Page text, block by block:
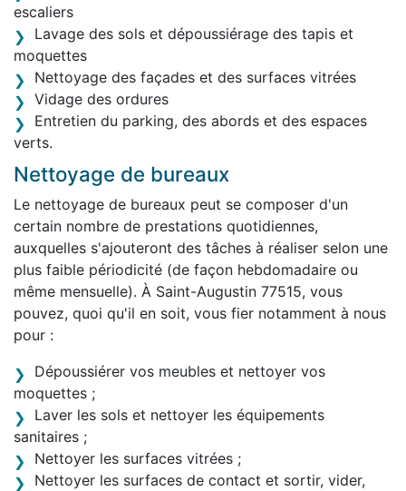
escaliers
Lavage des sols et dépoussiérage des tapis et
moquettes
Nettoyage des façades et des surfaces vitrées
Vidage des ordures
Entretien du parking, des abords et des espaces
verts.
Nettoyage de bureaux
Le nettoyage de bureaux peut se composer d'un
certain nombre de prestations quotidiennes,
auxquelles s'ajouteront des tâches à réaliser selon une
plus faible périodicité (de façon hebdomadaire ou
même mensuelle). À Saint-Augustin 77515, vous
pouvez, quoi qu'il en soit, vous fier notamment à nous
pour :
Dépoussiérer vos meubles et nettoyer vos
moquettes ;
Laver les sols et nettoyer les équipements
sanitaires ;
Nettoyer les surfaces vitrées ;
Nettoyer les surfaces de contact et sortir, vider,